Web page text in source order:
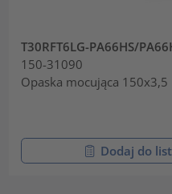
T30RFT6LG-PA66HS/
150-31090
Opaska mocująca 150x3,5
Dodaj do